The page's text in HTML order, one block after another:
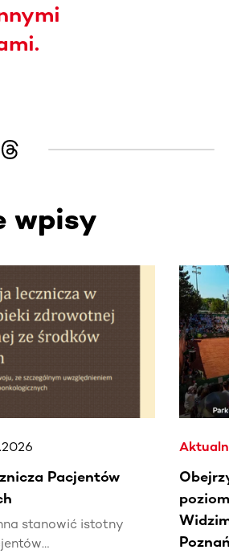
wpisy
przewijane w poziomie. Użyj
Pacjentów
stanowić istotny